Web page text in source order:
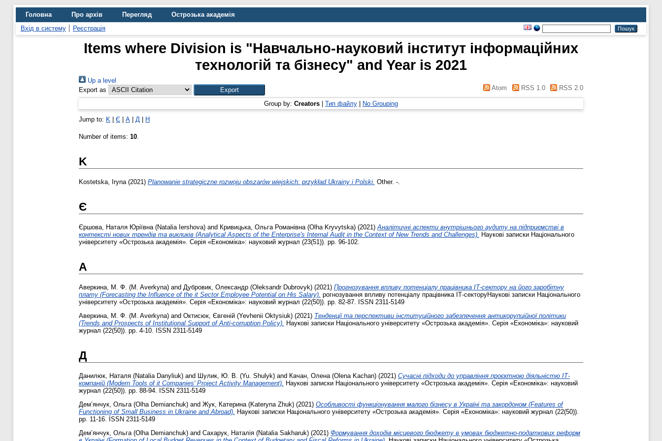
Головна Про архів Перегляд
Острозька академія
Вхід в систему
Реєстрація
Items where Division is "Навчально-науковий інститут інформаційних
технологій та бізнесу" and Year is 2021
Up a level
Export as
Atom RSS 1.0 RSS 2.0
Group by: Creators Тип файлу No Grouping
Jump to: K Є А Д Н
Number of items: 10.
K
Kostetska, Iryna(2021) Planowanie strategiczne rozwoju obszarów wiejskich: przykład Ukrainy i Polski. Other. -.
Є
Єршова, Наталя Юріївна (Natalia Іershova) and Кривицька, Ольга Романівна (Olha Kryvytska) (2021)Аналітичні аспекти внутрішнього аудиту на підприємстві в
контексті нових трендів та викликів (Analytical Aspects of the Enterprise's Internal Audit in the Context of New Trends and Challenges). Наукові записки Національного
університету «Острозька академія». Серія «Економіка»: науковий журнал (23(51)). pp. 96-102.
А
Аверкина, М. Ф. (M. Averkyna) and Дубровик, Олександр (Oleksandr Dubrovyk) (2021) Прогнозування впливу потенціалу працівника ІТ-сектору на його заробітну
плату (Forecasting the Influence of the it Sector Employee Potential on His Salary). рогнозування впливу потенціалу працівника ІТ-секторуНаукові записки Національного
університету «Острозька академія». Серія «Економіка»: науковий журнал (22(50)). pp. 82-87. ISSN 2311-5149
Аверкина, М. Ф. (M. Averkyna) and Октисюк, Євгеній (Yevhenii Oktysiuk) (2021) Тенденції та перспективи інституційного забезпечення антикорупційної політики
(Trends and Prospects of Institutional Support of Anti-corruption Policy). Наукові записки Національного університету «Острозька академія». Серія «Економіка»: науковий
журнал (22(50)). pp. 4-10. ISSN 2311-5149
Д
Данилюк, Наталя (Natalia Danyliuk) and Шулик, Ю. В. (Yu. Shulyk) and Качан, Олена (Olena Kachan) (2021) Сучасні підходи до управління проєктною діяльністю ІТ-
компаній (Modern Tools of it Companies' Project Activity Management). Наукові записки Національного університету «Острозька академія». Серія «Економіка»: науковий
журнал (22(50)). pp. 88-94. ISSN 2311-5149
Дем’янчук, Ольга (Olha Demianchuk) and Жук, Катерина (Kateryna Zhuk) (2021) Особливості функціонування малого бізнесу в Україні та закордоном (Features of
Functioning of Small Business in Ukraine and Abroad). Наукові записки Національного університету «Острозька академія». Серія «Економіка»: науковий журнал (22(50)).
pp. 11-16. ISSN 2311-5149
Дем’янчук, Ольга (Olha Demianchuk) and Сахарук, Наталія (Natalia Sakharuk) (2021) Формування доходів місцевого бюджету в умовах бюджетно-податкових реформ